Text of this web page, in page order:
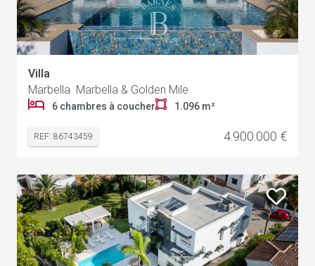
Villa
Marbella Marbella & Golden Mile
6 chambres à coucher 1.096 m²
REF: 86743459 4.900.000 €